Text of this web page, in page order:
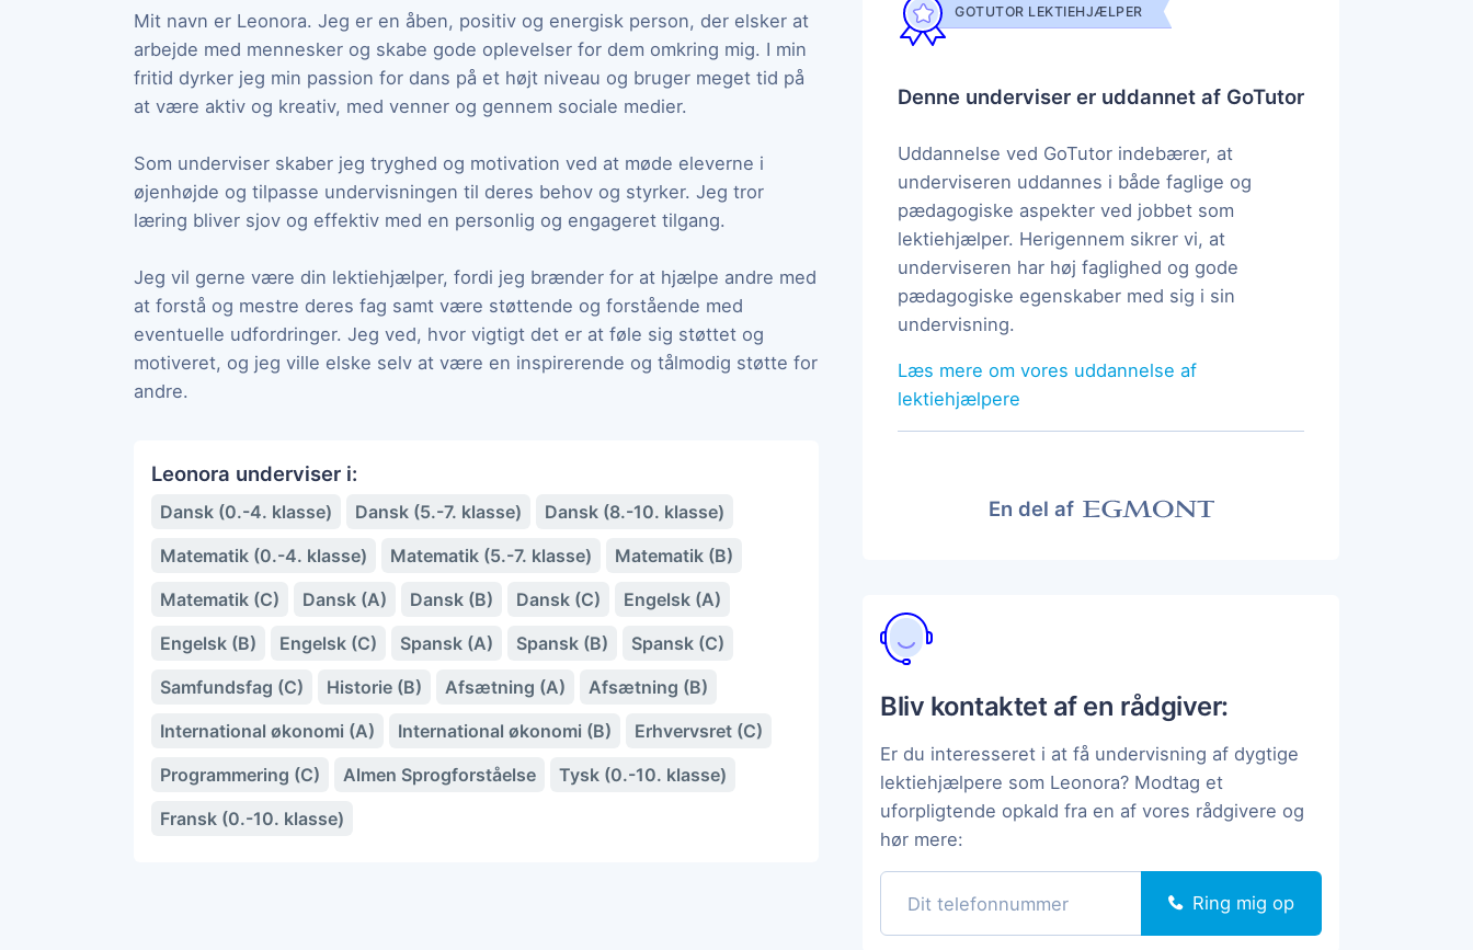
Mit navn er Leonora. Jeg er en åben, positiv og energisk person, der elsker at
arbejde med mennesker og skabe gode oplevelser for dem omkring mig. I min
fritid dyrker jeg min passion for dans på et højt niveau og bruger meget tid på
at være aktiv og kreativ, med venner og gennem sociale medier.
Som underviser skaber jeg tryghed og motivation ved at møde eleverne i
øjenhøjde og tilpasse undervisningen til deres behov og styrker. Jeg tror
læring bliver sjov og effektiv med en personlig og engageret tilgang.
Jeg vil gerne være din lektiehjælper, fordi jeg brænder for at hjælpe andre med
at forstå og mestre deres fag samt være støttende og forstående med
eventuelle udfordringer. Jeg ved, hvor vigtigt det er at føle sig støttet og
motiveret, og jeg ville elske selv at være en inspirerende og tålmodig støtte for
andre.
Leonora underviser i:
Dansk (0.-4. klasse) Dansk (5.-7. klasse)
Dansk (8.-10. klasse)
Matematik (0.-4. klasse)
Matematik (5.-7. klasse)
Matematik (B)
Matematik (C)
Dansk (A) Dansk (B) Dansk (C)
Engelsk (A)
Engelsk (B)
Engelsk (C) Spansk (A) Spansk (B)
Spansk (C)
Samfundsfag (C)
Historie (B) Afsætning (A)
Afsætning (B)
International økonomi (A)
International økonomi (B)
Erhvervsret (C)
Programmering (C)
Almen Sprogforståelse
Tysk (0.-10. klasse)
Fransk (0.-10. klasse)
GOTUTOR LEKTIEHJÆLPER
Denne underviser er uddannet af GoTutor
Uddannelse ved GoTutor indebærer, at
underviseren uddannes i både faglige og
pædagogiske aspekter ved jobbet som
lektiehjælper. Herigennem sikrer vi, at
underviseren har høj faglighed og gode
pædagogiske egenskaber med sig i sin
undervisning.
Læs mere om vores uddannelse af
lektiehjælpere
En del af
Bliv kontaktet af en rådgiver:
Er du interesseret i at få undervisning af dygtige
lektiehjælpere som Leonora? Modtag et
uforpligtende opkald fra en af vores rådgivere og
hør mere:
Ring mig op